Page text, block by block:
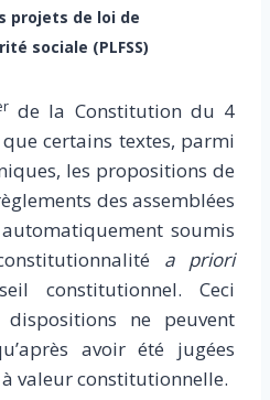
projets de loi de
sociale (PLFSS)
de la Constitution du 4
certains textes, parmi
les propositions de
des assemblées
soumis
a priori
constitutionnel. Ceci
ne peuvent
avoir été jugées
valeur constitutionnelle.